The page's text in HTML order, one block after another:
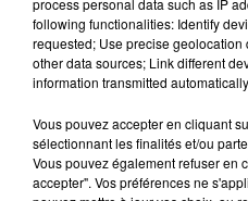
DERNIERS TITRES
19h52
19h52 19h48
19h48
process personal data such as IP
following functionalities: Identify
requested; Use precise
other data sources; Link different
information transmitted
Vous pouvez accepter en cliquant
sélectionnant les finalités et/ou
Vous pouvez également refuser en
accepter". Vos préférences ne